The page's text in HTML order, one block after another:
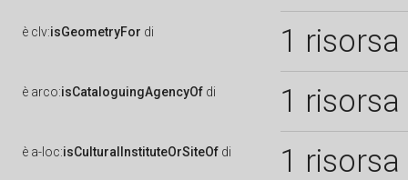
è clv:isGeometryFor di 1 risorsa
è arco:isCataloguingAgencyOf di 1 risorsa
è a-loc:isCulturalInstituteOrSiteOf di 1 risorsa